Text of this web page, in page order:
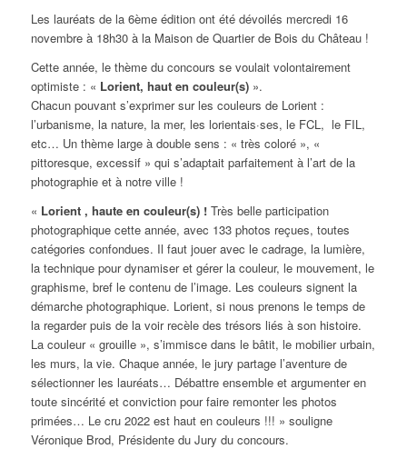
Les lauréats de la 6ème édition ont été dévoilés mercredi 16
novembre à 18h30 à la Maison de Quartier de Bois du Château !
Cette année, le thème du concours se voulait volontairement
optimiste : « Lorient, haut en couleur(s) ».
Chacun pouvant s’exprimer sur les couleurs de Lorient :
l’urbanisme, la nature, la mer, les lorientais·ses, le FCL, le FIL,
etc… Un thème large à double sens : « très coloré », «
pittoresque, excessif » qui s’adaptait parfaitement à l’art de la
photographie et à notre ville !
« Lorient , haute en couleur(s) ! Très belle participation
photographique cette année, avec 133 photos reçues, toutes
catégories confondues. Il faut jouer avec le cadrage, la lumière,
la technique pour dynamiser et gérer la couleur, le mouvement, le
graphisme, bref le contenu de l’image. Les couleurs signent la
démarche photographique. Lorient, si nous prenons le temps de
la regarder puis de la voir recèle des trésors liés à son histoire.
La couleur « grouille », s’immisce dans le bâtit, le mobilier urbain,
les murs, la vie. Chaque année, le jury partage l’aventure de
sélectionner les lauréats… Débattre ensemble et argumenter en
toute sincérité et conviction pour faire remonter les photos
primées… Le cru 2022 est haut en couleurs !!! » souligne
Véronique Brod, Présidente du Jury du concours.